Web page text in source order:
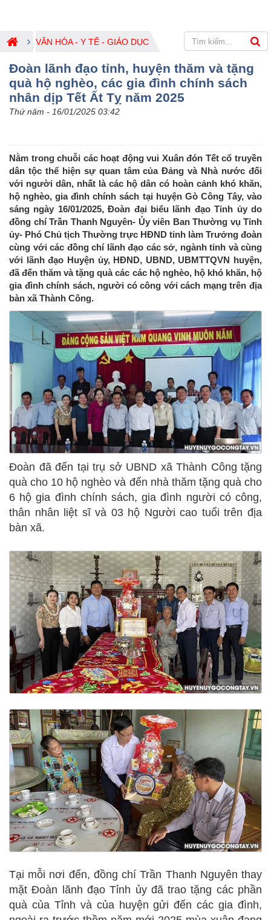
VĂN HÓA - Y TẾ - GIÁO DỤC
Đoàn lãnh đạo tỉnh, huyện thăm và tặng
quà hộ nghèo, các gia đình chính sách
nhân dịp Tết Ất Tỵ năm 2025
Thứ năm - 16/01/2025 03:42
Nằm trong chuỗi các hoạt động vui Xuân đón Tết cổ truyền
dân tộc thể hiện sự quan tâm của Đảng và Nhà nước đối
với người dân, nhất là các hộ dân có hoàn cảnh khó khăn,
hộ nghèo, gia đình chính sách tại huyện Gò Công Tây, vào
sáng ngày 16/01/2025, Đoàn đại biểu lãnh đạo Tỉnh ủy do
đồng chí Trần Thanh Nguyên- Ủy viên Ban Thường vụ Tỉnh
ủy- Phó Chủ tịch Thường trực HĐND tỉnh làm Trưởng đoàn
cùng với các đồng chí lãnh đạo các sở, ngành tỉnh và cùng
với lãnh đạo Huyện ủy, HĐND, UBND, UBMTTQVN huyện,
đã đến thăm và tặng quà các các hộ nghèo, hộ khó khăn, hộ
gia đình chính sách, người có công với cách mạng trên địa
bàn xã Thành Công.
Đoàn đã đến tại trụ sở UBND xã Thành Công tặng
quà cho 10 hộ nghèo và đến nhà thăm tặng quà cho
6 hộ gia đình chính sách, gia đình người có công,
thân nhân liệt sĩ và 03 hộ Người cao tuổi trên địa
bàn xã.
Tại mỗi nơi đến, đồng chí Trần Thanh Nguyên thay
mặt Đoàn lãnh đạo Tỉnh ủy đã trao tặng các phần
quà của Tỉnh và của huyện gửi đến các gia đình,